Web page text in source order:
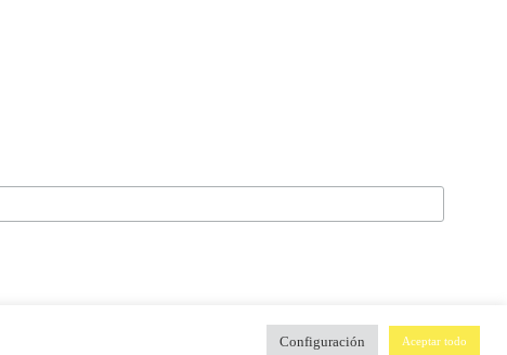
Configuración Aceptar todo